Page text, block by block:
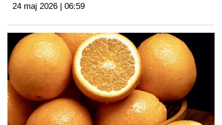
24 maj 2026 | 06:59